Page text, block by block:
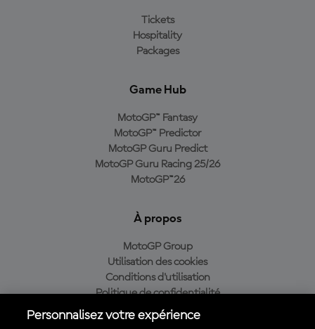
Tickets
Hospitality
Packages
Game Hub
MotoGP™ Fantasy
MotoGP™ Predictor
MotoGP Guru Predict
MotoGP Guru Racing 25/26
MotoGP™26
À propos
MotoGP Group
Utilisation des cookies
Conditions d'utilisation
Politique de confidentialité
Politique d’achat
Personnalisez votre expérience